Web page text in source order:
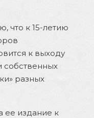
что к 15-летию
к выходу
собственных
разных
ее издание к